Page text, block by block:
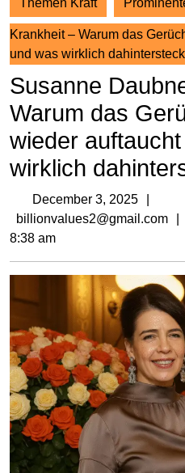
Themen Kraft
Krankheit – Warum das
und was wirklich
Susanne
Warum das
wieder
wirklich
December 3, 2025
3,
billionvalues2@gmail.com
8:38 am